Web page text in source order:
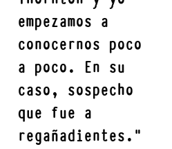
empezamos a
conocernos poco
a poco. En su
caso, sospecho
que fue a
regañadientes. "